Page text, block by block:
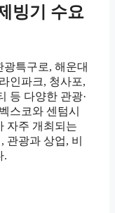
빙기 수요
특구로, 해운대
인파크, 청사포,
등 다양한 관광·
스코와 센텀시
자주 개최되는
관광과 상업, 비
.